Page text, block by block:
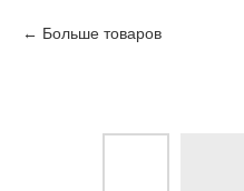
Больше товаров